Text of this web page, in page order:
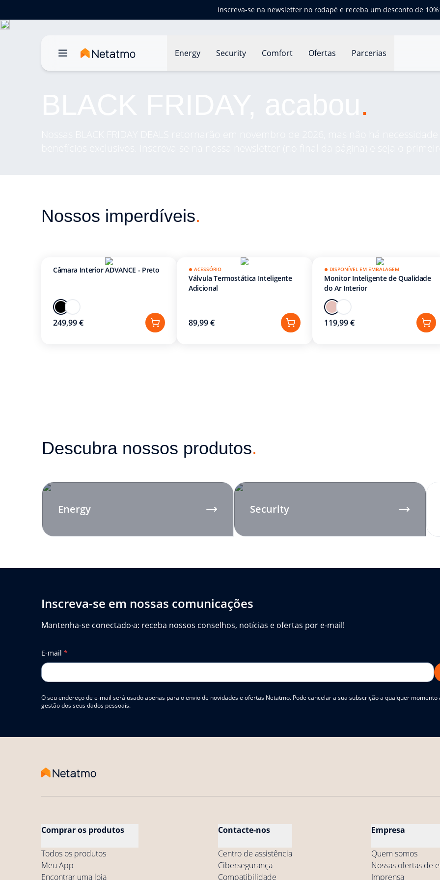
Inscreva-se na newsletter no rodapé e receba um desconto de
Energy Security Comfort Ofertas Parcerias
.
Nossos imperdíveis.
Câmara Interior ADVANCE - Preto
249,99 €
ACESSÓRIO
Válvula Termostática Inteligente
Adicional
89,99 €
DISPONÍVEL EM EMBALAGEM
Monitor Inteligente de Qualidade
do Ar Interior
119,99 €
Descubra nossos produtos.
Energy Security
Inscreva-se em nossas comunicações
Mantenha-se conectado·a: receba nossos conselhos, notícias e ofertas por e-mail!
E-mail *
O seu endereço de e-mail será usado apenas para o envio de novidades e ofertas Netatmo. Pode cancelar a sua subscrição a qualquer
gestão dos seus dados pessoais.
Comprar os produtos
Todos os produtos
Meu App
Encontrar uma loja
Contacte-nos
Centro de assistência
Cibersegurança
Compatibilidade
Empresa
Quem somos
Nossas ofertas de
Imprensa